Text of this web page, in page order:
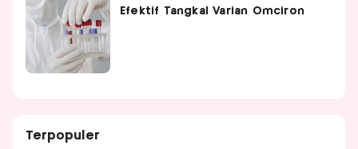
Efektif Tangkal Varian Omciron
Terpopuler